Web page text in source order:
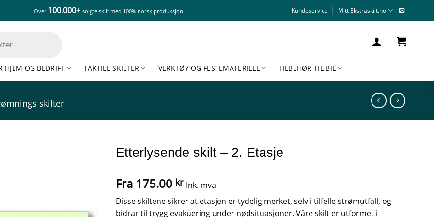
Over 100.000+ solgte skilt med 100% norsk produksjon Kundeservice Mitt Ekstraskilt.no
HJEM OG BEDRIFT TAKTILE SKILTER VERKTØY OG FESTEMATERIELL TILBEHØR TIL BIL
skilter
Etterlysende skilt – 2. Etasje
Fra 175.00 kr Ink. mva
Disse skiltene sikrer at etasjen er tydelig merket, selv i tilfelle strømutfall, og
bidrar til trygg evakuering under nødsituasjoner. Våre skilt er utformet i